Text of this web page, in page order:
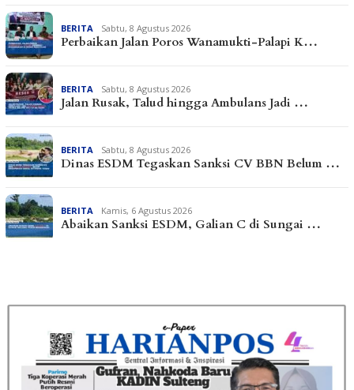
BERITA Sabtu, 8 Agustus 2026
Perbaikan Jalan Poros Wanamukti-Palapi K…
BERITA Sabtu, 8 Agustus 2026
Jalan Rusak, Talud hingga Ambulans Jadi …
BERITA Sabtu, 8 Agustus 2026
Dinas ESDM Tegaskan Sanksi CV BBN Belum …
BERITA Kamis, 6 Agustus 2026
Abaikan Sanksi ESDM, Galian C di Sungai …